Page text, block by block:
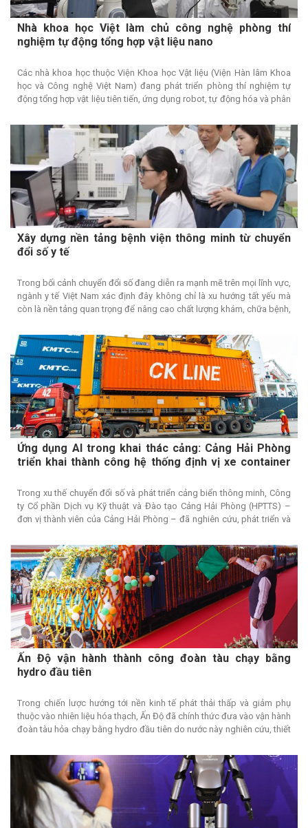
Nhà khoa học Việt làm chủ công nghệ phòng thí
nghiệm tự động tổng hợp vật liệu nano
Các nhà khoa học thuộc Viện Khoa học Vật liệu (Viện Hàn lâm Khoa
học và Công nghệ Việt Nam) đang phát triển phòng thí nghiệm tự
động tổng hợp vật liệu tiên tiến, ứng dụng robot, tự động hóa và phân
và tạo nền tảng cho việc khám phá các vật liệu mới phục vụ nhiều lĩnh
vực công nghệ cao.
Xây dựng nền tảng bệnh viện thông minh từ chuyển
đổi số y tế
Trong bối cảnh chuyển đổi số đang diễn ra mạnh mẽ trên mọi lĩnh vực,
ngành y tế Việt Nam xác định đây không chỉ là xu hướng tất yếu mà
còn là nền tảng quan trọng để nâng cao chất lượng khám, chữa bệnh,
Việc đẩy mạnh số hóa dữ liệu, triển khai bệnh án điện tử, liên thông
dữ liệu và ứng dụng các công nghệ số đang từng bước tạo dựng hạ
tầng y tế hiện đại, lấy người bệnh làm trung tâm và hướng tới hệ thống
chăm sóc sức khỏe thông minh, hiệu quả.
Ứng dụng AI trong khai thác cảng: Cảng Hải Phòng
triển khai thành công hệ thống định vị xe container
Trong xu thế chuyển đổi số và phát triển cảng biển thông minh, Công
ty Cổ phần Dịch vụ Kỹ thuật và Đào tạo Cảng Hải Phòng (HPTTS) –
đơn vị thành viên của Cảng Hải Phòng – đã nghiên cứu, phát triển và
vị xe container ứng dụng trí tuệ nhân tạo (AI) và công nghệ xử lý hình
ảnh thời gian thực.
Ấn Độ vận hành thành công đoàn tàu chạy bằng
hydro đầu tiên
Trong chiến lược hướng tới nền kinh tế phát thải thấp và giảm phụ
thuộc vào nhiên liệu hóa thạch, Ấn Độ đã chính thức đưa vào vận hành
đoàn tàu hỏa chạy bằng hydro đầu tiên do nước này nghiên cứu, thiết
đường sắt Ấn Độ, đồng thời đưa quốc gia Nam Á trở thành một trong
số ít nước trên thế giới ứng dụng công nghệ hydro trong lĩnh vực vận
tải đường sắt.